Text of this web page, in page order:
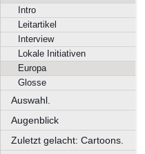
Intro
Leitartikel
Interview
Lokale Initiativen
Europa
Glosse
Auswahl.
Augenblick
Zuletzt gelacht: Cartoons.